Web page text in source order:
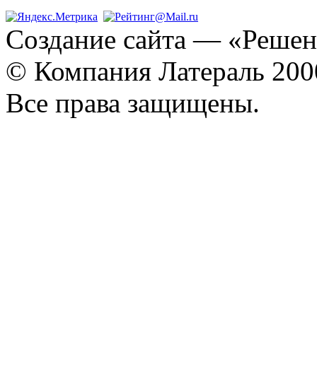
Создание сайта —
© Компания Латераль
Все права защищены.